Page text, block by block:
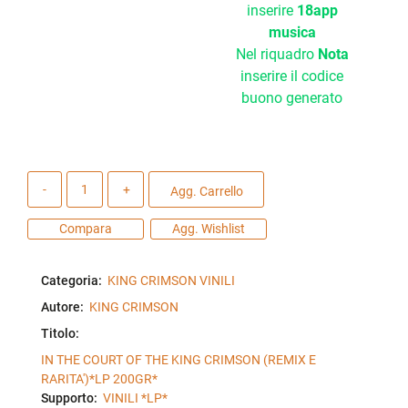
inserire 18app
musica
Nel riquadro Nota
inserire il codice
buono generato
Agg. Carrello
Compara Agg. Wishlist
Categoria: KING CRIMSON VINILI
Autore: KING CRIMSON
Titolo:
IN THE COURT OF THE KING CRIMSON (REMIX E
RARITA')*LP 200GR*
Supporto: VINILI *LP*